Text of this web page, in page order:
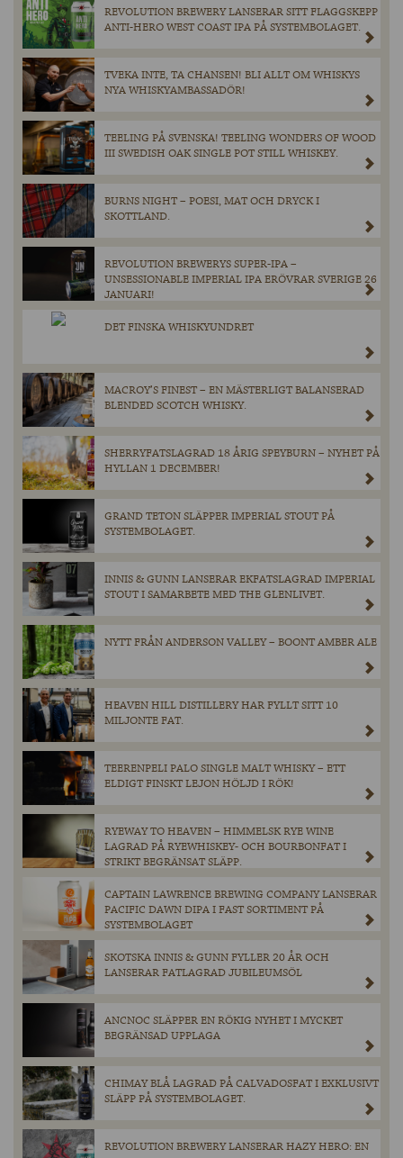
REVOLUTION BREWERY LANSERAR SITT FLAGGSKEPP
ANTI-HERO WEST COAST IPA PÅ SYSTEMBOLAGET.
TVEKA INTE, TA CHANSEN! BLI ALLT OM WHISKYS
NYA WHISKYAMBASSADÖR!
TEELING PÅ SVENSKA! TEELING WONDERS OF WOOD
III SWEDISH OAK SINGLE POT STILL WHISKEY.
BURNS NIGHT – POESI, MAT OCH DRYCK I
SKOTTLAND.
REVOLUTION BREWERYS SUPER-IPA –
UNSESSIONABLE IMPERIAL IPA ERÖVRAR SVERIGE 26
JANUARI!
DET FINSKA WHISKYUNDRET
MACROY’S FINEST – EN MÄSTERLIGT BALANSERAD
BLENDED SCOTCH WHISKY.
SHERRYFATSLAGRAD 18 ÅRIG SPEYBURN – NYHET PÅ
HYLLAN 1 DECEMBER!
GRAND TETON SLÄPPER IMPERIAL STOUT PÅ
SYSTEMBOLAGET.
INNIS & GUNN LANSERAR EKFATSLAGRAD IMPERIAL
STOUT I SAMARBETE MED THE GLENLIVET.
NYTT FRÅN ANDERSON VALLEY – BOONT AMBER ALE
HEAVEN HILL DISTILLERY HAR FYLLT SITT 10
MILJONTE FAT.
TEERENPELI PALO SINGLE MALT WHISKY – ETT
ELDIGT FINSKT LEJON HÖLJD I RÖK!
RYEWAY TO HEAVEN – HIMMELSK RYE WINE
LAGRAD PÅ RYEWHISKEY- OCH BOURBONFAT I
STRIKT BEGRÄNSAT SLÄPP.
CAPTAIN LAWRENCE BREWING COMPANY LANSERAR
PACIFIC DAWN DIPA I FAST SORTIMENT PÅ
SYSTEMBOLAGET
SKOTSKA INNIS & GUNN FYLLER 20 ÅR OCH
LANSERAR FATLAGRAD JUBILEUMSÖL
ANCNOC SLÄPPER EN RÖKIG NYHET I MYCKET
BEGRÄNSAD UPPLAGA
CHIMAY BLÅ LAGRAD PÅ CALVADOSFAT I EXKLUSIVT
SLÄPP PÅ SYSTEMBOLAGET.
REVOLUTION BREWERY LANSERAR HAZY HERO: EN